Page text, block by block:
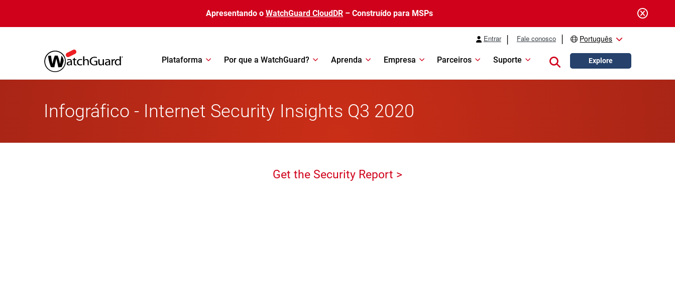
Apresentando o WatchGuard CloudDR – Construído para MSPs
Entrar Fale conosco Português
Plataforma Por que a WatchGuard? Aprenda Empresa Parceiros Suporte Close search
Explore
Infográfico - Internet Security Insights Q3 2020
Get the Security Report >